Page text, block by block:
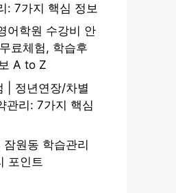
: 7가지 핵심 정보
어학원 수강비 안
료체험, 학습후
A to Z
| 정년연장/차별
관리: 7가지 핵심
원동 학습관리
포인트